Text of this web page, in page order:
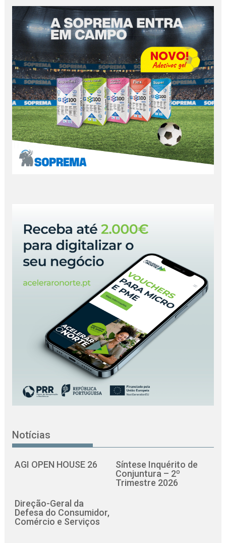
Notícias
AGI OPEN HOUSE 26
Síntese Inquérito de
Conjuntura – 2º
Trimestre 2026
Direção-Geral da
Defesa do Consumidor,
Comércio e Serviços